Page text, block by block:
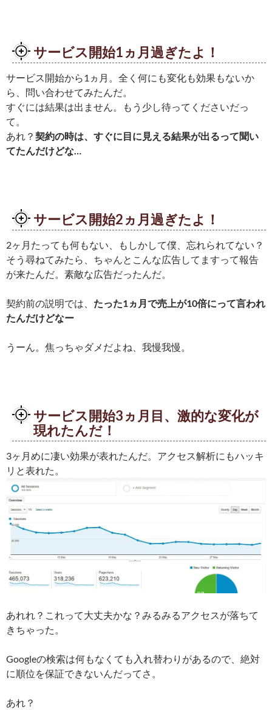
サービス開始1ヵ月過ぎたよ！
サービス開始から1ヵ月。全く何にも変化も効果もないか
ら、問い合わせてみたんだ。
すぐには結果は出ません。もう少し待ってくださいだっ
て。
あれ？ 契約の時は、すぐに目に見える結果が出るって聞い
てたんだけどな…
サービス開始2ヵ月過ぎたよ！
2ヶ月たっても何もない、もしかして僕、忘れられてない？
そう尋ねてみたら、ちゃんとこんな広告してますって報告
が来たんだ。素敵な広告だったんだ。
契約前の説明では、 たった1ヵ月で売上が10倍にって言われ
たんだけどなー
うーん。焦っちゃダメだよね、我慢我慢。
サービス開始3ヵ月目、激的な変化が
現れたんだ！
3ヶ月めに凄い効果が表れたんだ。アクセス解析にもハッキ
リと表れた。
あれれ？これって大丈夫かな？みるみるアクセスが落ちて
きちゃった。
Googleの検索は何もなくても入れ替わりがあるので、絶対
に順位を保証できないんだってさ。
あれ？